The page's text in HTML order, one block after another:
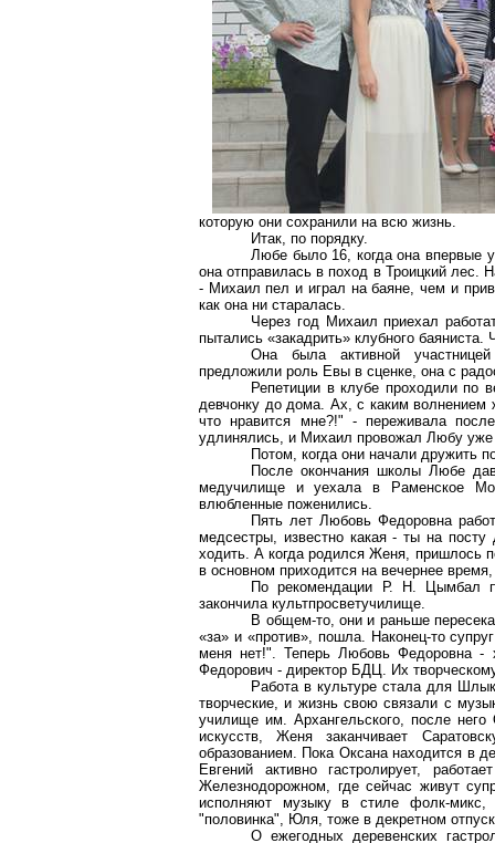
которую они сохранили на всю жизнь.
Итак, по порядку.
Любе было 16, когда она впервые
она отправилась в поход в Троицкий лес.
- Михаил пел и играл на баяне, чем и
как она ни старалась.
Через год Михаил приехал
пытались «закадрить» клубного
Она была активной
предложили роль Евы в сценке, она с
Репетиции в клубе проходили по
девчонку до дома. Ах, с каким волнением
что нравится мне?!" - переживала
удлинялись, и Михаил провожал Любу
Потом, когда они начали дружить
После окончания школы Любе
медучилище и уехала в Раменское
влюбленные поженились.
Пять лет Любовь Федоровна
медсестры, известно какая - ты на
ходить. А когда родился Женя, пришлось
в основном приходится на вечернее
По рекомендации Р. Н. Цымбал
закончила культпросветучилище.
В общем-то, они и раньше
«за» и «против», пошла. Наконец-то
меня нет!". Теперь Любовь Федоровна -
Федорович - директор БДЦ. Их
Работа в культуре стала для
творческие, и жизнь свою связали с
училище им. Архангельского, после него
искусств, Женя заканчивает
образованием. Пока Оксана находится в
Евгений активно гастролирует,
Железнодорожном, где сейчас живут
исполняют музыку в стиле фолк-
"половинка", Юля, тоже в декретном
О ежегодных деревенских